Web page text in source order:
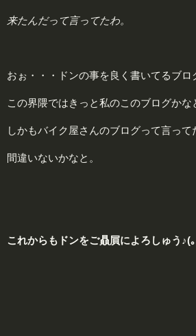
来たんだって言ってたわ。
おぉ・・・ドンの事を良く書いてるブロ
この界隈ではきっと私のこのブログかな
しかもバイク屋さんのブログって言って
間違いないかなと。
これからもドンをご贔屓によろしゅう♪(